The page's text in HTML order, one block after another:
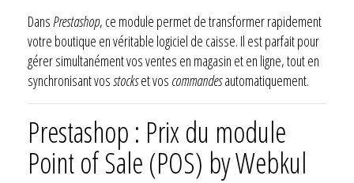
DansPrestashop, ce module permet de transformer rapidement
votre boutique en véritable logiciel de caisse. Il est parfait pour
gérer simultanément vos ventes en magasin et en ligne, tout en
synchronisant vosstockset vos commandesautomatiquement.
Prestashop : Prix du module
Point of Sale (POS) by Webkul